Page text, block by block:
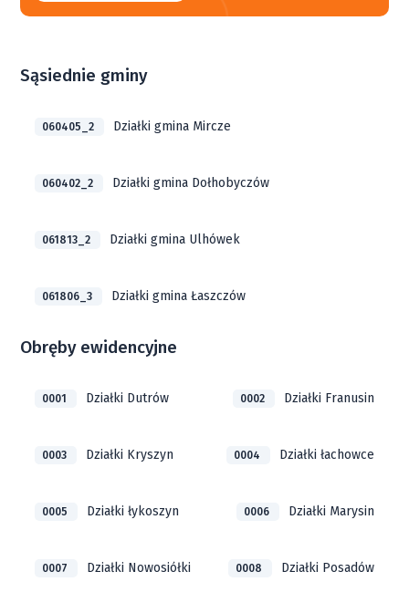
Sąsiednie gminy
060405_2 Działki gmina Mircze
060402_2 Działki gmina Dołhobyczów
061813_2 Działki gmina Ulhówek
061806_3 Działki gmina Łaszczów
Obręby ewidencyjne
0001 Działki Dutrów 0002 Działki Franusin
0003 Działki Kryszyn 0004 Działki łachowce
0005 Działki łykoszyn 0006 Działki Marysin
0007 Działki Nowosiółki 0008 Działki Posadów